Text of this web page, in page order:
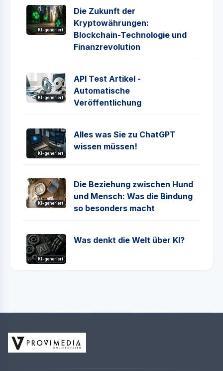
KI-generiert
Die Zukunft der
Kryptowährungen:
Blockchain-Technologie und
Finanzrevolution
KI-generiert
API Test Artikel -
Automatische
Veröffentlichung
KI-generiert
Alles was Sie zu ChatGPT
wissen müssen!
KI-generiert
Die Beziehung zwischen Hund
und Mensch: Was die Bindung
so besonders macht
KI-generiert
Was denkt die Welt über KI?